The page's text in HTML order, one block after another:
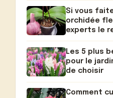
Si vous
orchidée
experts le
Les 5 plus
pour le
de choisir
Comment